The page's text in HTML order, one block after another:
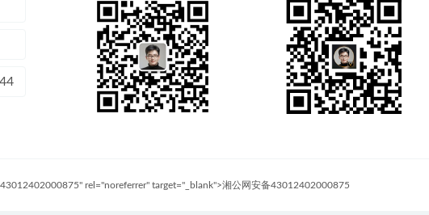
rel="noreferrer" target="_blank">湘公网安备43012402000875